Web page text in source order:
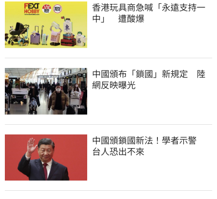
香港玩具商急喊「永遠支持一
中」　遭酸爆
中國頒布「鎖國」新規定　陸
網反映曝光
中國頒鎖國新法！學者示警
台人恐出不來